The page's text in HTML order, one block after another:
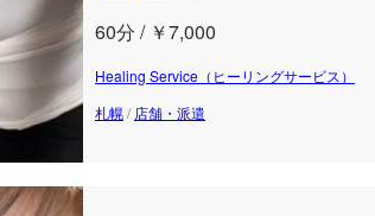
60分 / ￥7,000
Healing Service（ヒーリングサービス）
札幌/ 店舗・派遣